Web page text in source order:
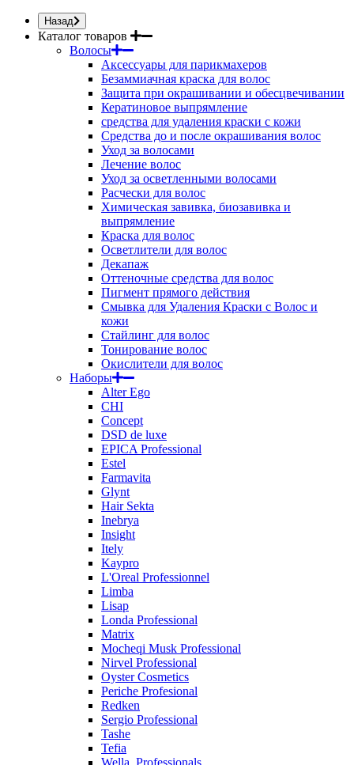
Назад
Каталог товаров
Волосы
Аксессуары для парикмахеров
Безаммиачная краска для волос
Защита при окрашивании и обесцвечивании
Кератиновое выпрямление
средства для удаления краски с кожи
Средства до и после окрашивания волос
Уход за волосами
Лечение волос
Уход за осветленными волосами
Расчески для волос
Химическая завивка, биозавивка и
выпрямление
Краска для волос
Осветлители для волос
Декапаж
Оттеночные средства для волос
Пигмент прямого действия
Смывка для Удаления Краски с Волос и
кожи
Стайлинг для волос
Тонирование волос
Окислители для волос
Наборы
Alter Ego
CHI
Concept
DSD de luxe
EPICA Professional
Estel
Farmavita
Glynt
Hair Sekta
Inebrya
Insight
Itely
Kaypro
L'Oreal Professionnel
Limba
Lisap
Londa Professional
Matrix
Mocheqi Musk Professional
Nirvel Professional
Oyster Cosmetics
Periche Profesional
Redken
Sergio Professional
Tashe
Tefia
Wella_Professionals